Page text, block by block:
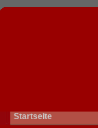
Startseite